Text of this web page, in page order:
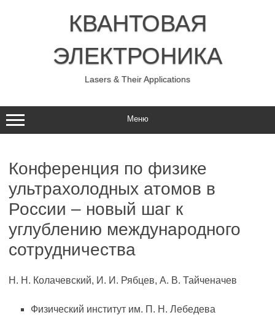
КВАНТОВАЯ
ЭЛЕКТРОНИКА
Lasers & Their Applications
Меню
Конференция по физике
ультрахолодных атомов в
России – новый шаг к
углублению международного
сотрудничества
Н. Н. Колачевский, И. И. Рябцев, А. В. Тайченачев
Физический институт им. П. Н. Лебедева